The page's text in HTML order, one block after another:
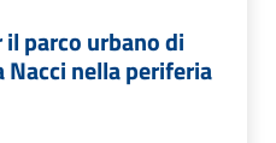
parco urbano di
nella periferia